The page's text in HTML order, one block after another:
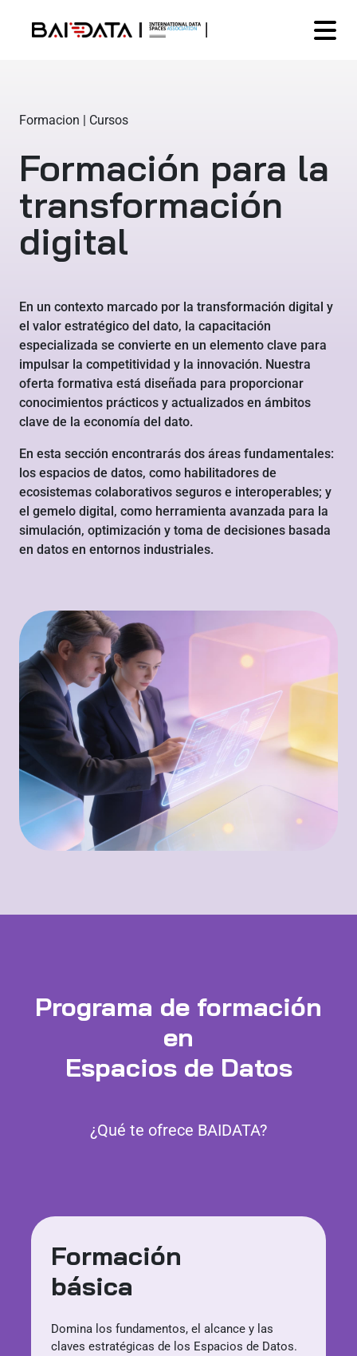
Formacion | Cursos
Formación para la
transformación
digital
En un contexto marcado por la transformación digital y
el valor estratégico del dato, la capacitación
especializada se convierte en un elemento clave para
impulsar la competitividad y la innovación. Nuestra
oferta formativa está diseñada para proporcionar
conocimientos prácticos y actualizados en ámbitos
clave de la economía del dato.
En esta sección encontrarás dos áreas fundamentales:
los espacios de datos, como habilitadores de
ecosistemas colaborativos seguros e interoperables; y
el gemelo digital, como herramienta avanzada para la
simulación, optimización y toma de decisiones basada
en datos en entornos industriales.
Programa de formación
en
Espacios de Datos
¿Qué te ofrece BAIDATA?
Formación
básica
Domina los fundamentos, el alcance y las
claves estratégicas de los Espacios de Datos.